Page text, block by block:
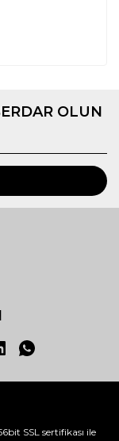
OLUN
SSL sertifikası ile